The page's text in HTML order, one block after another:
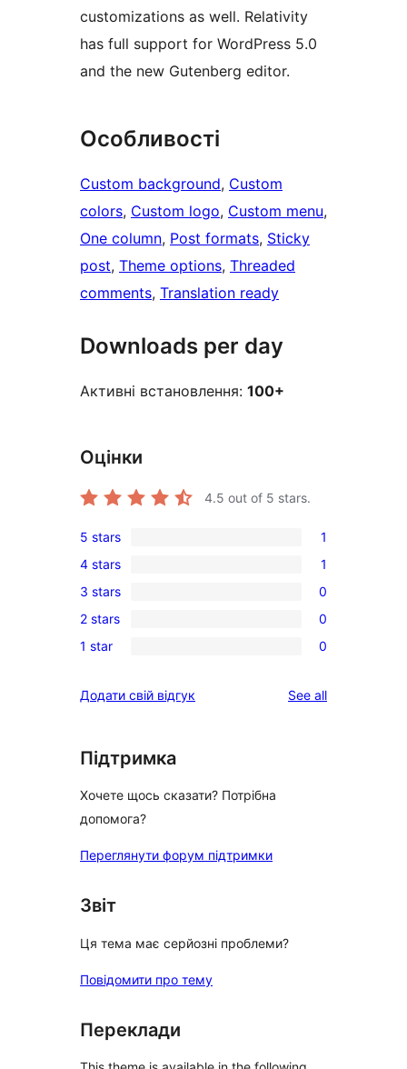
customizations as well. Relativity
has full support for WordPress 5.0
and the new Gutenberg editor.
Особливості
Custom background, Custom
colors, Custom logo, Custom menu
One column, Post formats, Sticky
post, Theme options, Threaded
comments, Translation ready
Downloads per day
Активні встановлення: 100+
Оцінки
4.5 out of 5 stars.
1
5-
star
review
5 stars 1
1
4-
star
review
4 stars 1
0
3-
star
3 stars 0
0
2-
reviews
2 stars 0
0
star
1 star 0
Додати свій відгук See allreviews
Підтримка
Хочете щось сказати? Потрібна
допомога?
Переглянути форум підтримки
Звіт
Ця тема має серйозні проблеми?
Повідомити про тему
Переклади